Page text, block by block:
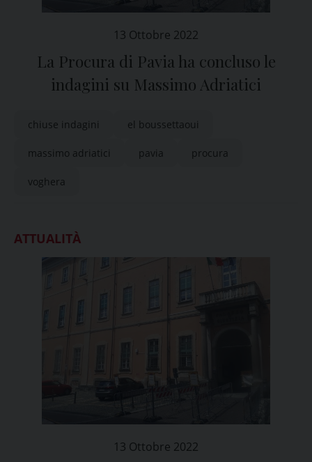
13 Ottobre 2022
La Procura di Pavia ha concluso le
indagini su Massimo Adriatici
chiuse indagini el boussettaoui
massimo adriatici pavia procura
voghera
ATTUALITÀ
13 Ottobre 2022